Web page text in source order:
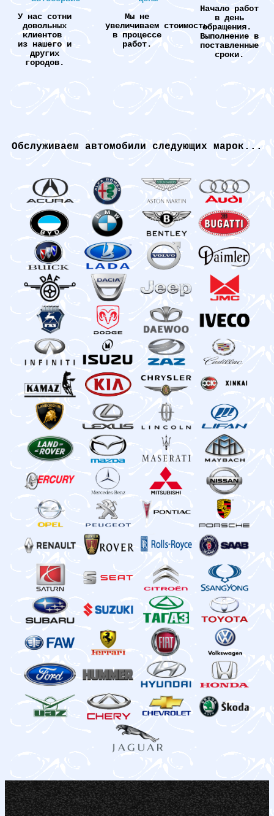
У нас сотни
довольных
клиентов
из нашего и
других
городов.
Мы не
увеличиваем стоимость
в процессе
работ.
Начало работ
в день
обращения.
Выполнение в
поставленные
сроки.
Обслуживаем автомобили следующих марок...